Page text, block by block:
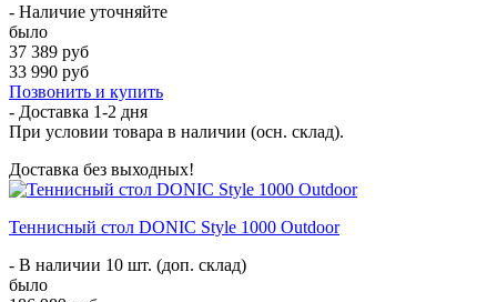
- Наличие уточняйте
было
37 389 руб
33 990 руб
Позвонить и купить
- Доставка 1-2 дня
При условии товара в наличии (осн. склад).
Доставка без выходных!
Теннисный стол DONIC Style 1000 Outdoor
- В наличии 10 шт. (доп. склад)
было